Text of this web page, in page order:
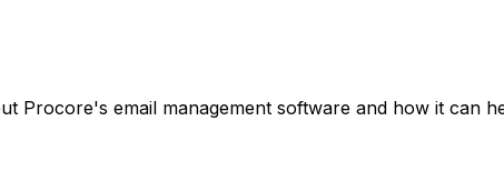
Procore's email management software and how it can